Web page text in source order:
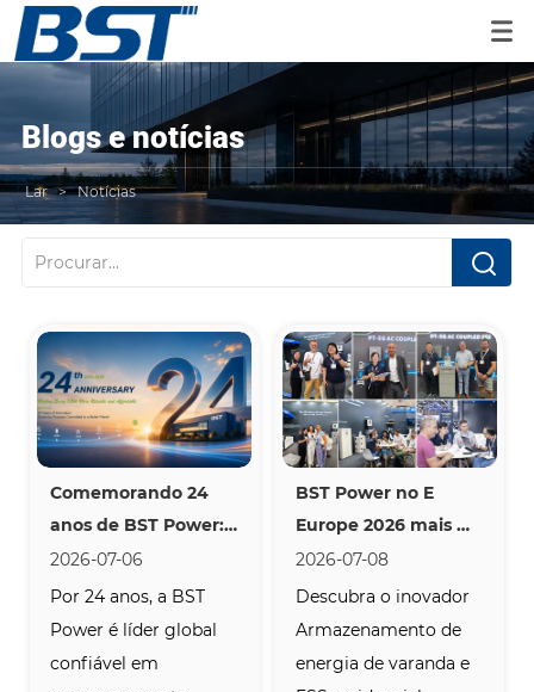
Blogs e notícias
Lar > Notícias
Comemorando 24
anos de BST Power:
ESS residencial
confiável e soluções
de bateria
personalizadas para
a Europa e América
2026-07-06
Por 24 anos, a BST
Power é líder global
confiável em
BST Power no E
Europe 2026 mais
inteligente | Varanda
e casa ESS
2026-07-08
Descubra o inovador
Armazenamento de
energia de varanda e